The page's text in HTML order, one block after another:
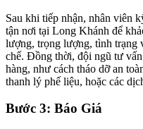
Sau khi tiếp nhận, nhân viên
tận nơi tại Long Khánh để
lượng, trọng lượng, tình trạng
chế. Đồng thời, đội ngũ tư
hàng, như cách tháo dỡ an
thanh lý phế liệu, hoặc các
Bước 3: Báo Giá